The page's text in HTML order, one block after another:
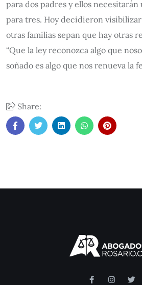
para dos padres y ellos
para tres. Hoy decidieron
otras familias sepan que hay otras
“Que la ley reconozca algo que
soñado es algo que nos renueva la
Share: